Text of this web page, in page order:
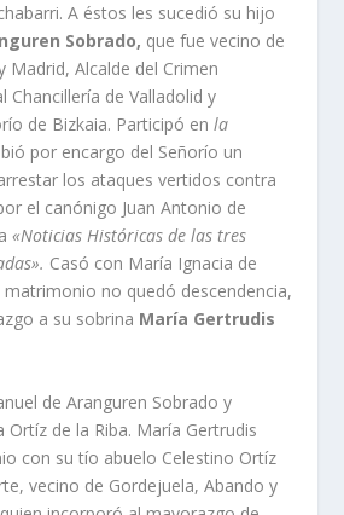
A éstos les sucedió su hijo
Sobrado, que fue vecino de
Madrid, Alcalde del Crimen
Chancillerí­a de Valladolid y
de Bizkaia. Participó enla
por encargo del Señorí­o un
los ataques vertidos contra
el canónigo Juan Antonio de
«Noticias Históricas de las tres
Casó con Marí­a Ignacia de
matrimonio no quedó descendencia,
a su sobrina Marí­a Gertrudis
de Aranguren Sobrado y
Ortí­z de la Riba. Marí­a Gertrudis
con su tí­o abuelo Celestino Ortí­z
vecino de Gordejuela, Abando y